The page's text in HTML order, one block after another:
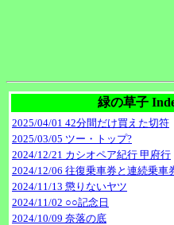
緑の草子
2025/04/01 42分間だけ買えた切符
2025/03/05 ツー・トップ?
2024/12/21 カシオペア紀行 甲府行
2024/12/06 往復乗車券と連続乗車
2024/11/13 懲りないヤツ
2024/11/02 ○○記念日
2024/10/09 奈落の底